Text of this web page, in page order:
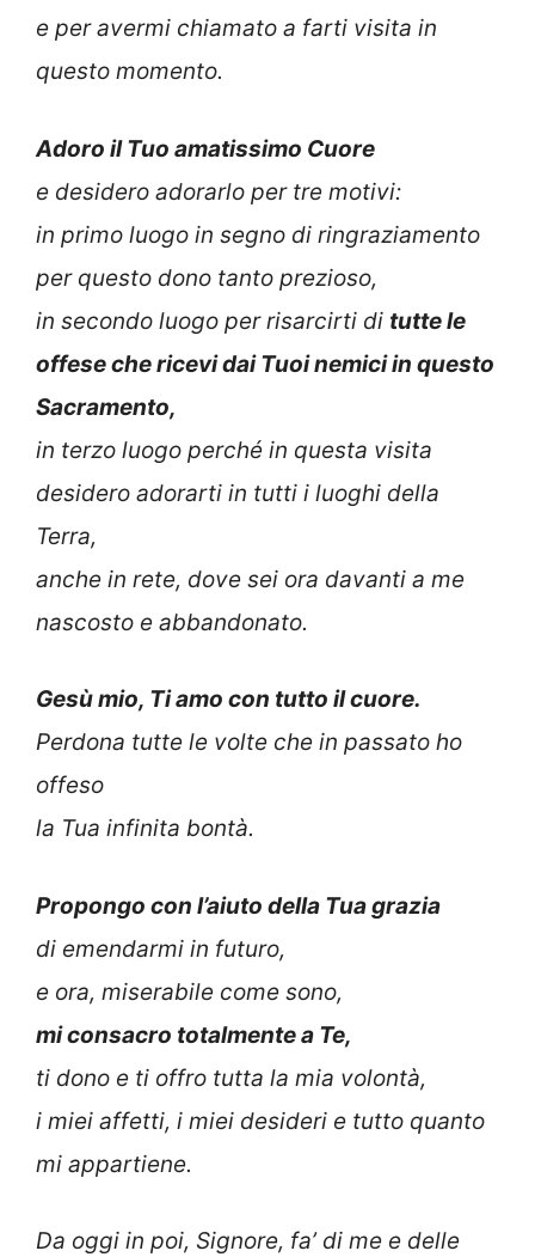
e per avermi chiamato a farti visita in
questo momento.
Adoro il Tuo amatissimo Cuore
e desidero adorarlo per tre motivi:
in primo luogo in segno di ringraziamento
per questo dono tanto prezioso,
in secondo luogo per risarcirti di tutte le
offese che ricevi dai Tuoi nemici in questo
Sacramento,
in terzo luogo perché in questa visita
desidero adorarti in tutti i luoghi della
Terra,
anche in rete, dove sei ora davanti a me
nascosto e abbandonato.
Gesù mio, Ti amo con tutto il cuore.
Perdona tutte le volte che in passato ho
offeso
la Tua infinita bontà.
Propongo con l’aiuto della Tua grazia
di emendarmi in futuro,
e ora, miserabile come sono,
mi consacro totalmente a Te,
ti dono e ti offro tutta la mia volontà,
i miei affetti, i miei desideri e tutto quanto
mi appartiene.
Da oggi in poi, Signore, fa’ di me e delle